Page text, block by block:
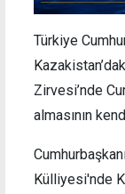
Türkiye
Zirvesi’nde
almasının
Külliyesi'nde